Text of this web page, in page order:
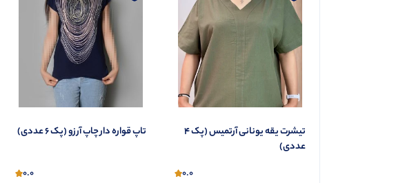
تیشرت یقه یونانی آرتمیس (پک 4
عددی)
0.0
تاپ قواره دار چاپ آرزو (پک 6 عددی)
0.0